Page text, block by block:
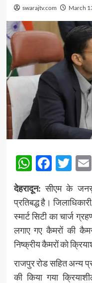
swarajtv.com March
देहरादून:सीएम के
प्रतिबद्ध है।
स्मार्ट सिटी का चार्ज
लगाए गए कैमरों की
निष्क्रीय कैमरों को
राजपुर रोड सहित अन्य
की किया गया